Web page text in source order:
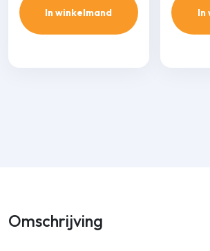
In winkelmand In
Omschrijving